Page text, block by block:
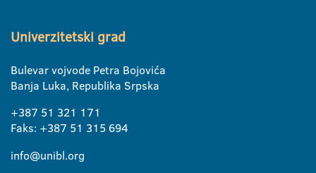
Univerzitetski grad
Bulevar vojvode Petra Bojovića
Banja Luka, Republika Srpska
+387 51 321 171
Faks: +387 51 315 694
info@unibl.org